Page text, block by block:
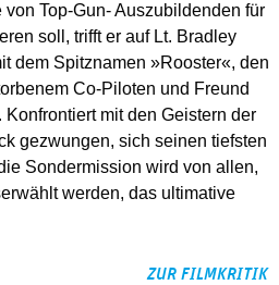
Top-Gun- Auszubildenden für
soll, trifft er auf Lt. Bradley
dem Spitznamen »Rooster«, den
Co-Piloten und Freund
mit den Geistern der
gezwungen, sich seinen tiefsten
Sondermission wird von allen,
werden, das ultimative
ZUR FILMKRITIK